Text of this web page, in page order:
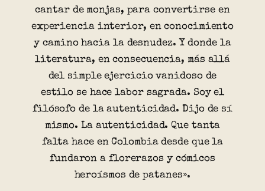
cantar de monjas, para convertirse en
experiencia interior, en conocimiento
y camino hacia la desnudez. Y donde la
literatura, en consecuencia, más allá
del simple ejercicio vanidoso de
estilo se hace labor sagrada. Soy el
filósofo de la autenticidad. Dijo de sí
mismo. La autenticidad. Que tanta
falta hace en Colombia desde que la
fundaron a florerazos y cómicos
heroísmos de patanes».